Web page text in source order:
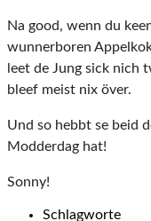
Na good, wenn du
wunnerboren
leet de Jung sick nich
bleef meist nix över.
Und so hebbt se beid
Modderdag hat!
Sonny!
Schlagworte